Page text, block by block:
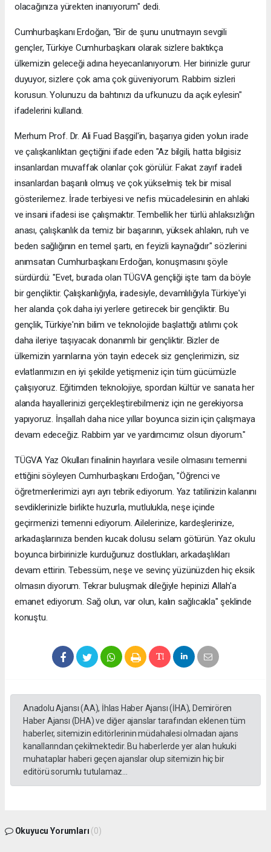
olacağınıza yürekten inanıyorum" dedi.
Cumhurbaşkanı Erdoğan, "Bir de şunu unutmayın sevgili
gençler, Türkiye Cumhurbaşkanı olarak sizlere baktıkça
ülkemizin geleceği adına heyecanlanıyorum. Her birinizle gurur
duyuyor, sizlere çok ama çok güveniyorum. Rabbim sizleri
korusun. Yolunuzu da bahtınızı da ufkunuzu da açık eylesin"
ifadelerini kullandı.
Merhum Prof. Dr. Ali Fuad Başgil'in, başarıya giden yolun irade
ve çalışkanlıktan geçtiğini ifade eden "Az bilgili, hatta bilgisiz
insanlardan muvaffak olanlar çok görülür. Fakat zayıf iradeli
insanlardan başarılı olmuş ve çok yükselmiş tek bir misal
gösterilemez. İrade terbiyesi ve nefis mücadelesinin en ahlaki
ve insani ifadesi ise çalışmaktır. Tembellik her türlü ahlaksızlığın
anası, çalışkanlık da temiz bir başarının, yüksek ahlakın, ruh ve
beden sağlığının en temel şartı, en feyizli kaynağıdır" sözlerini
anımsatan Cumhurbaşkanı Erdoğan, konuşmasını şöyle
sürdürdü: "Evet, burada olan TÜGVA gençliği işte tam da böyle
bir gençliktir. Çalışkanlığıyla, iradesiyle, devamlılığıyla Türkiye'yi
her alanda çok daha iyi yerlere getirecek bir gençliktir. Bu
gençlik, Türkiye'nin bilim ve teknolojide başlattığı atılımı çok
daha ileriye taşıyacak donanımlı bir gençliktir. Bizler de
ülkemizin yarınlarına yön tayin edecek siz gençlerimizin, siz
evlatlarımızın en iyi şekilde yetişmeniz için tüm gücümüzle
çalışıyoruz. Eğitimden teknolojiye, spordan kültür ve sanata her
alanda hayallerinizi gerçekleştirebilmeniz için ne gerekiyorsa
yapıyoruz. İnşallah daha nice yıllar boyunca sizin için çalışmaya
devam edeceğiz. Rabbim yar ve yardımcımız olsun diyorum."
TÜGVA Yaz Okulları finalinin hayırlara vesile olmasını temenni
ettiğini söyleyen Cumhurbaşkanı Erdoğan, "Öğrenci ve
öğretmenlerimizi ayrı ayrı tebrik ediyorum. Yaz tatilinizin kalanını
sevdiklerinizle birlikte huzurla, mutlulukla, neşe içinde
geçirmenizi temenni ediyorum. Ailelerinize, kardeşlerinize,
arkadaşlarınıza benden kucak dolusu selam götürün. Yaz okulu
boyunca birbirinizle kurduğunuz dostlukları, arkadaşlıkları
devam ettirin. Tebessüm, neşe ve sevinç yüzünüzden hiç eksik
olmasın diyorum. Tekrar buluşmak dileğiyle hepinizi Allah'a
emanet ediyorum. Sağ olun, var olun, kalın sağlıcakla" şeklinde
konuştu.
Anadolu Ajansı (AA), İhlas Haber Ajansı (İHA), Demirören
Haber Ajansı (DHA) ve diğer ajanslar tarafından eklenen tüm
haberler, sitemizin editörlerinin müdahalesi olmadan ajans
kanallarından çekilmektedir. Bu haberlerde yer alan hukuki
muhataplar haberi geçen ajanslar olup sitemizin hiç bir
editörü sorumlu tutulamaz...
Okuyucu Yorumları (0)